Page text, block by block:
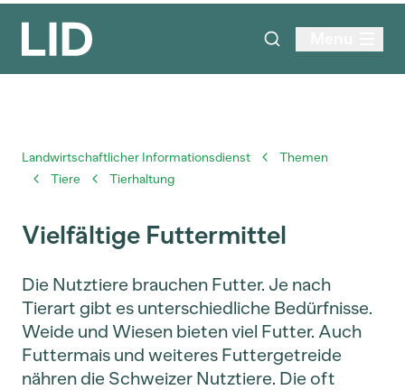
Landwirtschaftlicher Informationsdienst
Themen
Tiere
Tierhaltung
Vielfältige Futtermittel
Die Nutztiere brauchen Futter. Je nach
Tierart gibt es unterschiedliche Bedürfnisse.
Weide und Wiesen bieten viel Futter. Auch
Futtermais und weiteres Futtergetreide
nähren die Schweizer Nutztiere. Die oft